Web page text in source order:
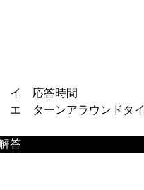
イ 応答時間
エ ターンアラウンドタ
答